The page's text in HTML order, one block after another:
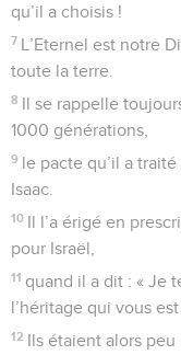
qu’il a choisis !
7 L’Eternel est notre
toute la terre.
8 Il se rappelle
1000 générations,
9 le pacte qu’il a
Isaac.
10 Il l’a érigé en
pour Israël,
11 quand il a dit : « Je
l’héritage qui vous
12 Ils étaient alors